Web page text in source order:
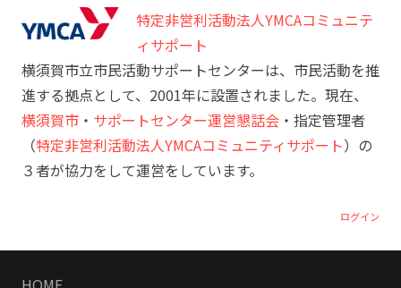
特定非営利活動法人YMCAコミュニテ
ィサポート
横須賀市立市民活動サポートセンターは、市民活動を推
進する拠点として、2001年に設置されました。現在、
横須賀市 ・ サポートセンター運営懇話会 ・指定管理者
（特定非営利活動法人YMCAコミュニティサポート）の
３者が協力をして運営をしています。
ログイン